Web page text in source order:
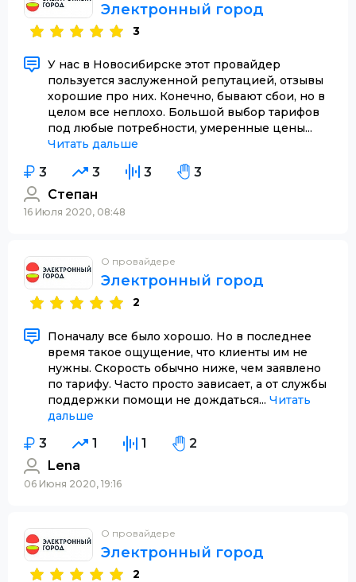
Электронный город
3
У нас в Новосибирске этот провайдер
пользуется заслуженной репутацией, отзывы
хорошие про них. Конечно, бывают сбои, но в
целом все неплохо. Большой выбор тарифов
под любые потребности, умеренные цены...
Читать дальше
3 3 3
3
Степан
16 Июля 2020, 08:48
О провайдере
Электронный город
2
Поначалу все было хорошо. Но в последнее
время такое ощущение, что клиенты им не
нужны. Скорость обычно ниже, чем заявлено
по тарифу. Часто просто зависает, а от службы
поддержки помощи не дождаться... Читать
дальше
3 1 1
2
Lena
06 Июня 2020, 19:16
О провайдере
Электронный город
2